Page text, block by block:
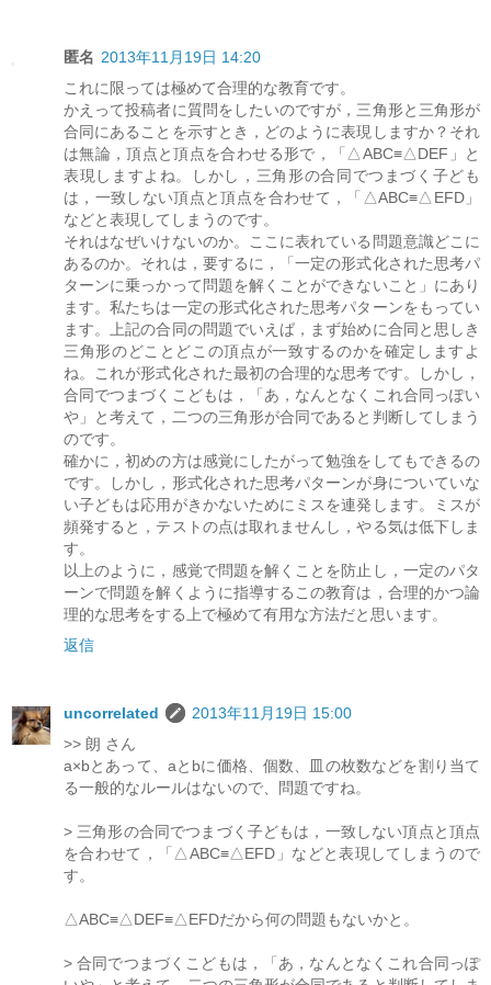
匿名 2013年11月19日 14:20
これに限っては極めて合理的な教育です。
かえって投稿者に質問をしたいのですが，三角形と三角形が
合同にあることを示すとき，どのように表現しますか？それ
は無論，頂点と頂点を合わせる形で，「△ABC≡△DEF」と
表現しますよね。しかし，三角形の合同でつまづく子ども
は，一致しない頂点と頂点を合わせて，「△ABC≡△EFD」
などと表現してしまうのです。
それはなぜいけないのか。ここに表れている問題意識どこに
あるのか。それは，要するに，「一定の形式化された思考パ
ターンに乗っかって問題を解くことができないこと」にあり
ます。私たちは一定の形式化された思考パターンをもってい
ます。上記の合同の問題でいえば，まず始めに合同と思しき
三角形のどことどこの頂点が一致するのかを確定しますよ
ね。これが形式化された最初の合理的な思考です。しかし，
合同でつまづくこどもは，「あ，なんとなくこれ合同っぽい
や」と考えて，二つの三角形が合同であると判断してしまう
のです。
確かに，初めの方は感覚にしたがって勉強をしてもできるの
です。しかし，形式化された思考パターンが身についていな
い子どもは応用がきかないためにミスを連発します。ミスが
頻発すると，テストの点は取れませんし，やる気は低下しま
す。
以上のように，感覚で問題を解くことを防止し，一定のパタ
ーンで問題を解くように指導するこの教育は，合理的かつ論
理的な思考をする上で極めて有用な方法だと思います。
返信
uncorrelated
2013年11月19日 15:00
>> 朗 さん
a×bとあって、aとbに価格、個数、皿の枚数などを割り当て
る一般的なルールはないので、問題ですね。
> 三角形の合同でつまづく子どもは，一致しない頂点と頂点
を合わせて，「△ABC≡△EFD」などと表現してしまうので
す。
△ABC≡△DEF≡△EFDだから何の問題もないかと。
> 合同でつまづくこどもは，「あ，なんとなくこれ合同っぽ